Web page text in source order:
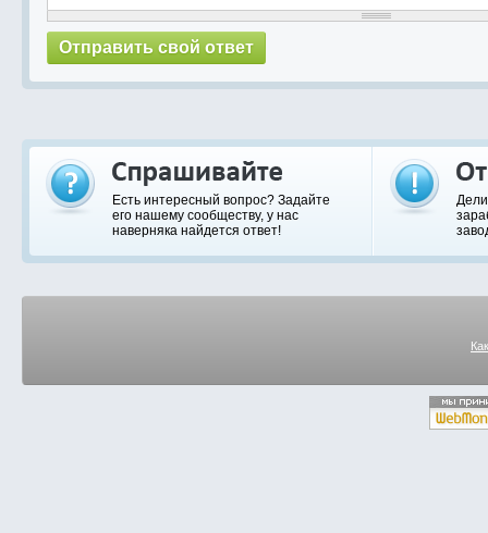
Есть интересный вопрос? Задайте
его нашему сообществу, у нас
наверняка найдется ответ!